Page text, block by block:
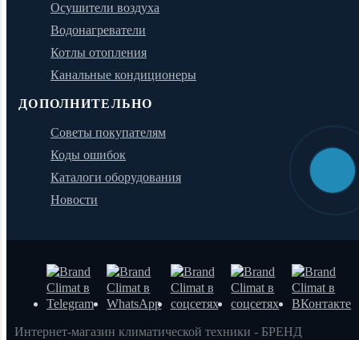
Осушители воздуха
Водонагреватели
Котлы отопления
Канальные кондиционеры
ДОПОЛНИТЕЛЬНО
Советы покупателям
Коды ошибок
Каталоги оборудования
Новости
Интернет-магазин климатической техники - БРЕНД